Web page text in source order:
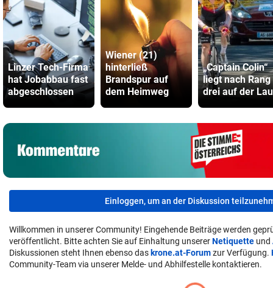
Linzer Tech-Firma
hat Jobabbau fast
abgeschlossen
Wiener (21)
hinterließ
Brandspur auf
dem Heimweg
„Captain Colin“
liegt nach Rang
drei auf der
Einloggen, um an der Diskussion
Willkommen in unserer Community! Eingehende Beiträge werden
veröffentlicht. Bitte achten Sie auf Einhaltung unsererNetiquette und
Diskussionen steht Ihnen ebenso das krone.at-Forumzur Verfügung.
Community-Team via unserer Melde- und Abhilfestelle kontaktieren.